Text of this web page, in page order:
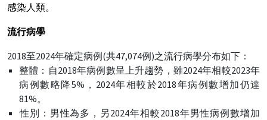
感染人類。
流行病學
2018至2024年確定病例(共47,074例)之流行病學分布如下：
整體：自2018年病例數呈上升趨勢，雖2024年相較2023年
病例數略降5%，2024年相較於2018年病例數增加仍達
81%。
性別：男性為多，另2024年相較2018年男性病例數增加